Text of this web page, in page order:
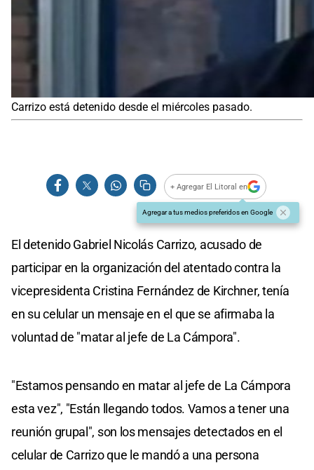
Carrizo está detenido desde el miércoles pasado.
+ Agregar El Litoral en
Agregar a tus medios preferidos en Google
El detenido Gabriel Nicolás Carrizo, acusado de
participar en la organización del atentado contra la
vicepresidenta Cristina Fernández de Kirchner, tenía
en su celular un mensaje en el que se afirmaba la
voluntad de "matar al jefe de La Cámpora".
"Estamos pensando en matar al jefe de La Cámpora
esta vez", "Están llegando todos. Vamos a tener una
reunión grupal", son los mensajes detectados en el
celular de Carrizo que le mandó a una persona